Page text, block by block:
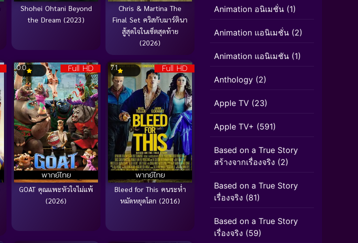
Shohei Ohtani Beyond
the Dream (2023)
Chris & Martina The
Final Set คริสกับมาร์ตินา
สู้สุดใจในเซ็ตสุดท้าย
(2026)
Full HD
พากย์ไทย
0.0
GOAT คุณแพะหัวใจไม่แพ้
(2026)
Full HD
พากย์ไทย
7.1
Bleed for This คนระห่ำ
หมัดหยุดโลก (2016)
Animation อนิเมชั่น (1)
Animation แอนิเมชั่น (2)
Animation แอนิเมชัน (1)
Anthology (2)
Apple TV (23)
Apple TV+ (591)
Based on a True Story
สร้างจากเรื่องจริง (2)
Based on a True Story
เรื่องจริง (81)
Based on a True Story
เรื่องจริง (59)